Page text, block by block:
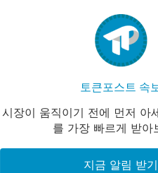
마켓정보 라운지 커뮤
토큰포스트 속
시장이 움직이기 전에 먼저 아
를 가장 빠르게 받아
지금 알림 받기